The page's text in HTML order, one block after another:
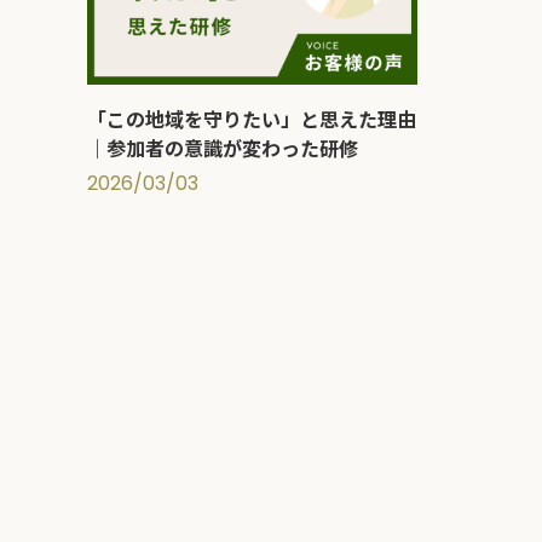
「この地域を守りたい」と思えた理由
｜参加者の意識が変わった研修
2026/03/03